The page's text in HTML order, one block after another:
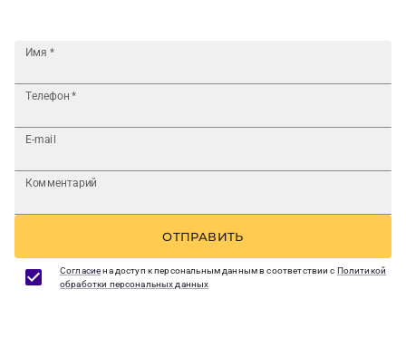
Имя *
Телефон *
E-mail
Комментарий
ОТПРАВИТЬ
Согласиена доступ к персональным данным в соответствии с Политикой
обработки персональных данных